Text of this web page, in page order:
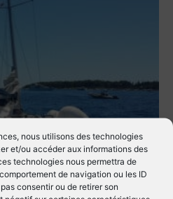
nous utilisons des technologies
et/ou accéder aux informations des
technologies nous permettra de
de navigation ou les ID
consentir ou de retirer son